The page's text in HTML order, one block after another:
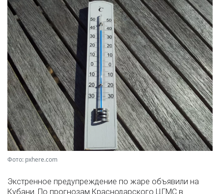
Фото: pxhere.com
Экстренное предупреждение по жаре объявили на
Кубани. По прогнозам Краснодарского ЦГМС в